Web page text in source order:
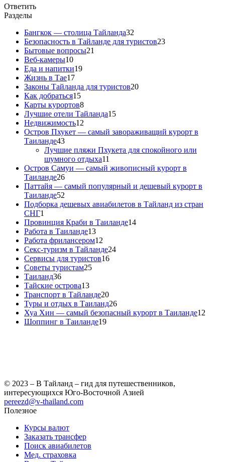
Ответить
Разделы
Бангкок — столица Тайланда32
Безопасность в Тайланде для туристов23
Бытовые вопросы21
Веб-камеры10
Еда и напитки19
Жизнь в Тае17
Законы Тайланда для туристов20
Как добраться15
Карты курортов8
Лучшие отели Тайланда15
Недвижимость12
Остров Пхукет — самый завораживащий курорт в
Таиланде43
Лучшие пляжи Пхукета для спокойного или
шумного отдыха11
Остров Самуи — самый живописный курорт в
Таиланде26
Паттайя — самый популярный и дешевый курорт в
Таиланде52
Подборка дешевых авиабилетов в Тайланд из стран
СНГ1
Провинция Краби в Таиланде14
Работа в Таиланде13
Работа фрилансером12
Секс-туризм в Тайланде24
Сервисы для туристов16
Советы туристам25
Таиланд36
Тайские острова13
Транспорт в Тайланде20
Туры и отдых в Таиланд26
Хуа Хин — самый безопасный курорт в Таиланде12
Шоппинг в Таиланде19
© 2023 – В Тайланд – гид для путешественников,
интересующихся Юго-Восточной Азией
pereezd@v-thailand.com
Полезное
Курсы валют
Заказать трансфер
Поиск авиабилетов
Мед. страховка